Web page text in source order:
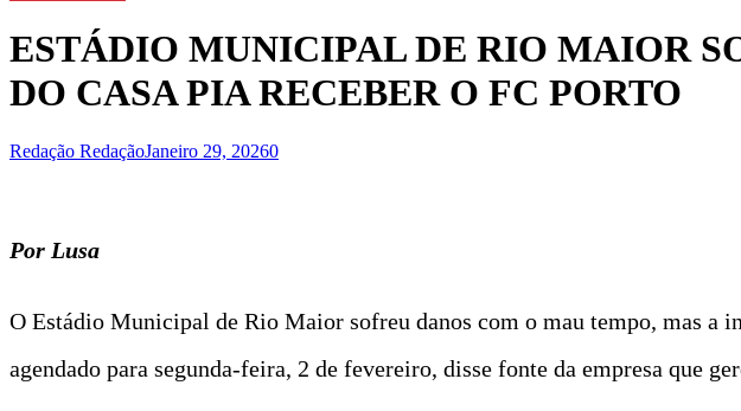
ESTÁDIO MUNICIPAL DE RIO MAIOR
DO CASA PIA RECEBER O FC PORTO
Redação RedaçãoJaneiro 29, 20260
Por Lusa
O Estádio Municipal de Rio Maior sofreu danos com o mau tempo, mas a
agendado para segunda-feira, 2 de fevereiro, disse fonte da empresa que